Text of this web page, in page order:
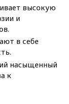
высокую
и
в себе
насыщенный
к